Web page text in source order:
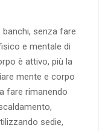
senza fare
e mentale di
è attivo, più la
mente e corpo
fare rimanendo
sedie,